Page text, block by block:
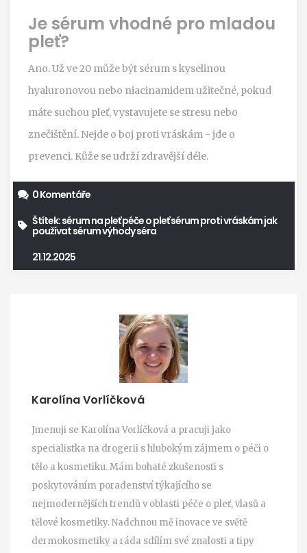
Je sérum vhodné pro mladou
pleť?
Ano. Už ve 20 může být sérum s kyselinou
hyaluronovou nebo niacinamidem užitečné, pokud
máte suchou pleť, vystavujete se stresu nebo
znečištění. Nejde o boj proti vráskám - jde o
prevenci. Kůže se udrží zdravější déle.
0 Komentáře
Štítek:sérum na pleťpéče o pleťsérum proti vráskámjak
používat sérumvýhody séra
21.12.2025
Karolína Vorlíčková
Jmenuji se Karolína Vorlíčková a pracuji jako
specialistka na drogerii s hlubokým zájmem o péči o
tělo a kosmetiku. Mám bohaté zkušenosti s
poskytováním poradenství týkajícího se
nejmodernějších trendů v oblasti péče o pleť, vlasů a
tělové kosmetiky. Nadchnou mě inovace ve světě
dermokosmetiky a ráda sdílím své znalosti a tipy